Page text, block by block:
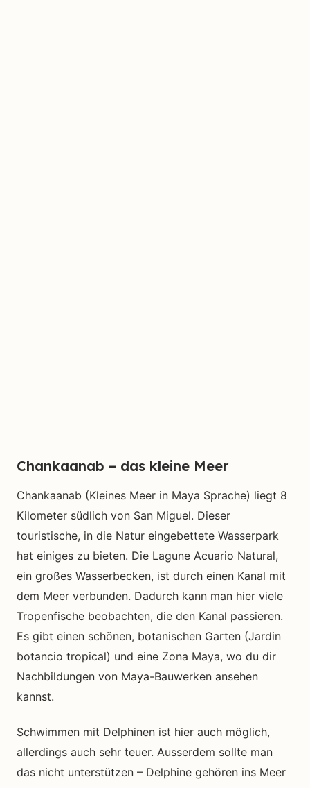
Chankaanab – das kleine Meer
Chankaanab (Kleines Meer in Maya Sprache) liegt 8
Kilometer südlich von San Miguel. Dieser
touristische, in die Natur eingebettete Wasserpark
hat einiges zu bieten. Die Lagune Acuario Natural,
ein großes Wasserbecken, ist durch einen Kanal mit
dem Meer verbunden. Dadurch kann man hier viele
Tropenfische beobachten, die den Kanal passieren.
Es gibt einen schönen, botanischen Garten (Jardin
botancio tropical) und eine Zona Maya, wo du dir
Nachbildungen von Maya-Bauwerken ansehen
kannst.
Schwimmen mit Delphinen ist hier auch möglich,
allerdings auch sehr teuer. Ausserdem sollte man
das nicht unterstützen – Delphine gehören ins Meer